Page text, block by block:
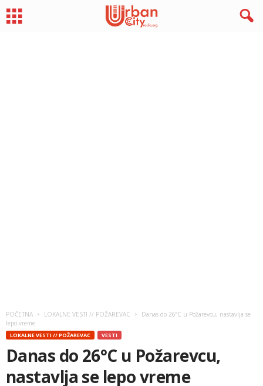
POČETNA LOKALNE VESTI // POŽAREVAC
Danas do 26°C u Požarevcu, nastavlja se
lepo vreme
LOKALNE VESTI // POŽAREVAC VESTI
Danas do 26°C u Požarevcu,
nastavlja se lepo vreme